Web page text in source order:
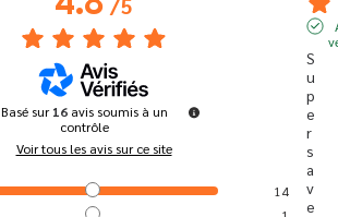
/5
Basé sur16 avis soumis à un
contrôle
Voir tous les avis sur ce site
14
S
u
p
e
r
s
a
v
e